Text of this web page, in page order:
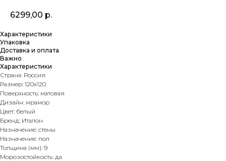
6299,00 р.
Характеристики
Упаковка
Доставка и оплата
Важно
Характеристики
Страна: Россия
Размер: 120х120
Поверхность: матовая
Дизайн: мрамор
Цвет: белый
Бренд: Италон
Назначение: стены
Назначение: пол
Толщина (мм): 9
Морозостойкость: да